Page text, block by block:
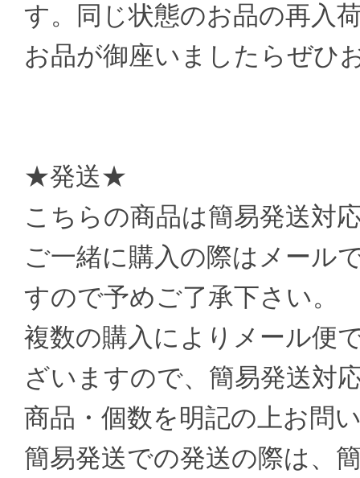
す。同じ状態のお品の再入
お品が御座いましたらぜひ
★発送★
こちらの商品は簡易発送対
ご一緒に購入の際はメール
すので予めご了承下さい。
複数の購入によりメール便
ざいますので、簡易発送対
商品・個数を明記の上お問
簡易発送での発送の際は、